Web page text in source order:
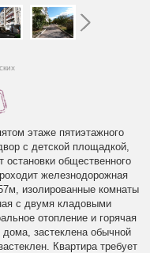
этаже пятиэтажного
с детской площадкой,
общественного
железнодорожная
изолированные комнаты
с двумя кладовыми
отопление и горячая
застеклена обычной
Квартира требует